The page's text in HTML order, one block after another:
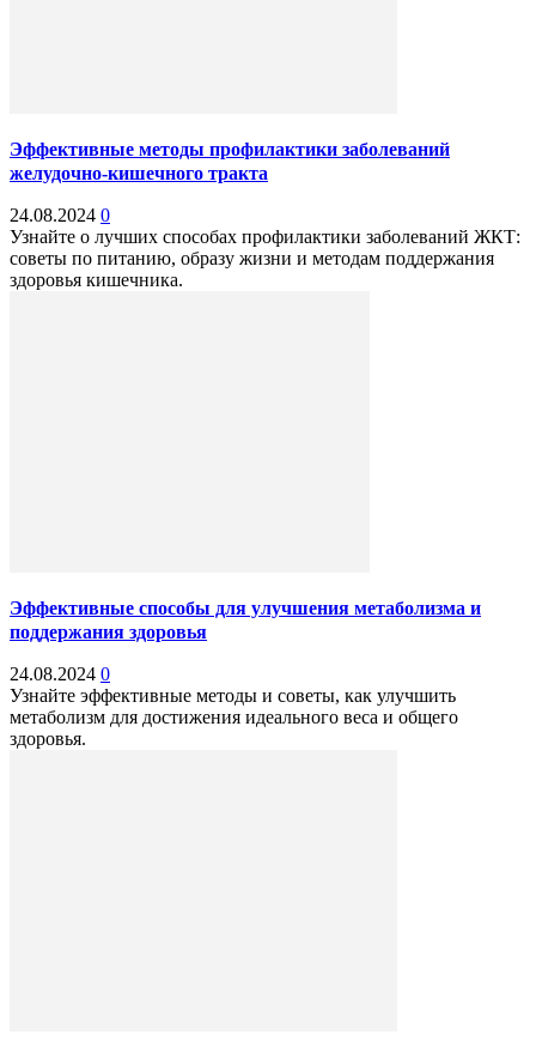
Эффективные методы профилактики заболеваний
желудочно-кишечного тракта
24.08.2024 0
Узнайте о лучших способах профилактики заболеваний ЖКТ:
советы по питанию, образу жизни и методам поддержания
здоровья кишечника.
Эффективные способы для улучшения метаболизма и
поддержания здоровья
24.08.2024 0
Узнайте эффективные методы и советы, как улучшить
метаболизм для достижения идеального веса и общего
здоровья.